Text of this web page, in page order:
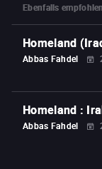
Ebenfalls
Homeland
Abbas Fahdel
Homeland :
Abbas Fahdel